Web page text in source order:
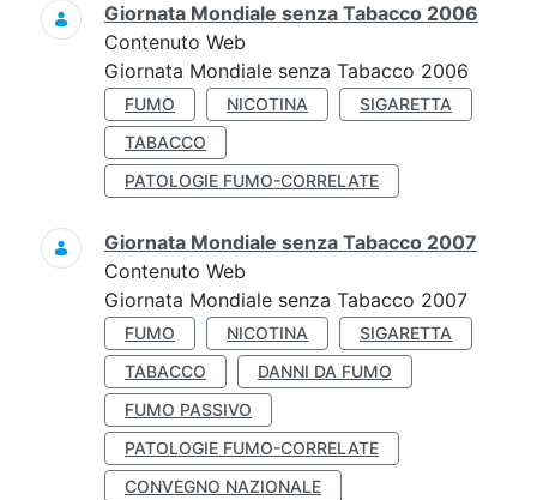
Giornata Mondiale senza Tabacco 2006
Contenuto Web
Giornata Mondiale senza Tabacco 2006
FUMO NICOTINA
SIGARETTA
TABACCO
PATOLOGIE FUMO-CORRELATE
Giornata Mondiale senza Tabacco 2007
Contenuto Web
Giornata Mondiale senza Tabacco 2007
FUMO NICOTINA
SIGARETTA
TABACCO
DANNI DA FUMO
FUMO PASSIVO
PATOLOGIE FUMO-CORRELATE
CONVEGNO NAZIONALE